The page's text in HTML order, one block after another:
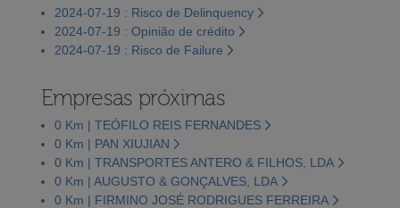
2024-07-19 : Risco de Delinquency
2024-07-19 : Opinião de crédito
2024-07-19 : Risco de Failure
Empresas próximas
0 Km | TEÓFILO REIS FERNANDES
0 Km | PAN XIUJIAN
0 Km | TRANSPORTES ANTERO & FILHOS, LDA
0 Km | AUGUSTO & GONÇALVES, LDA
0 Km | FIRMINO JOSÉ RODRIGUES FERREIRA